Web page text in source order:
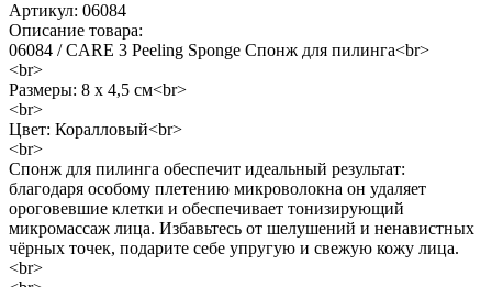
Артикул: 06084
Описание товара:
06084 / CARE 3 Peeling Sponge Спонж для пилинга<br>
<br>
Размеры: 8 х 4,5 см<br>
<br>
Цвет: Коралловый<br>
<br>
Спонж для пилинга обеспечит идеальный результат:
благодаря особому плетению микроволокна он удаляет
ороговевшие клетки и обеспечивает тонизирующий
микромассаж лица. Избавьтесь от шелушений и ненавистных
чёрных точек, подарите себе упругую и свежую кожу лица.
<br>